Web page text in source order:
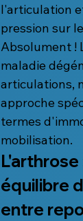
l'articulation
pression sur
Absolument !
maladie
articulations,
approche
termes
mobilisation.
L'arthrose
équilibre
entre